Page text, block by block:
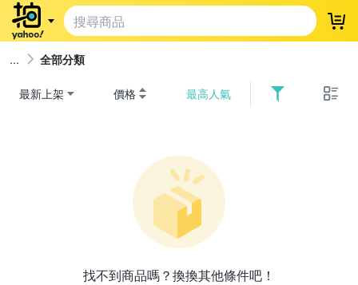
登
全部分類
最新上架 價格 最高人氣
找不到商品嗎？換換其他條件吧！